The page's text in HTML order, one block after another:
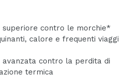
contro le morchie*
calore e frequenti viaggi
contro la perdita di
termica